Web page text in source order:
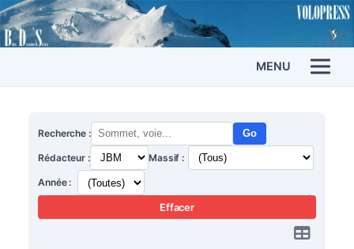
MENU
Recherche : Go
Rédacteur : Massif :
Année :
Effacer